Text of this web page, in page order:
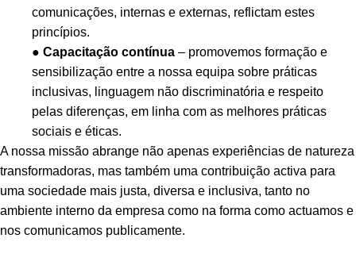
comunicações, internas e externas, reflictam estes
princípios.
● Capacitação contínua – promovemos formação e
sensibilização entre a nossa equipa sobre práticas
inclusivas, linguagem não discriminatória e respeito
pelas diferenças, em linha com as melhores práticas
sociais e éticas.
A nossa missão abrange não apenas experiências de natureza
transformadoras, mas também uma contribuição activa para
uma sociedade mais justa, diversa e inclusiva, tanto no
ambiente interno da empresa como na forma como actuamos e
nos comunicamos publicamente.